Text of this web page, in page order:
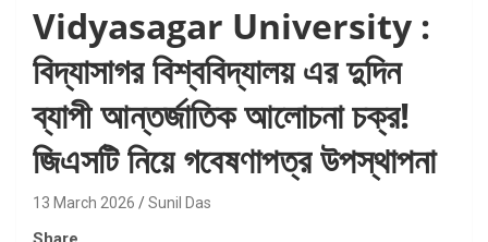
Vidyasagar University :
বিদ্যাসাগর বিশ্ববিদ্যালয় এর দুদিন
ব্যাপী আন্তর্জাতিক আলোচনা চক্র!
জিএসটি নিয়ে গবেষণাপত্র উপস্থাপনা
13 March 2026 Sunil Das